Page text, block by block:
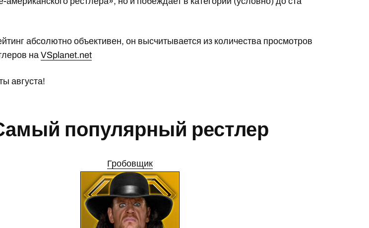
абсолютно объективен, он высчитывается из количества просмотров
наVSplanet.net
августа!
популярный рестлер
Гробовщик